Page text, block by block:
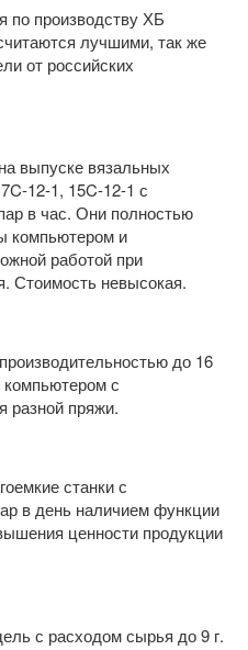
по производству ХБ
лучшими, так же
от российских
выпуске вязальных
12-1, 15C-12-1 с
в час. Они полностью
компьютером и
работой при
Стоимость невысокая.
до 16
с
разной пряжи.
станки с
в день наличием функции
ценности продукции
с расходом сырья до 9 г.